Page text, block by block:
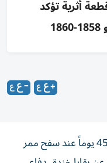
نغوين و1000 قطعة أثرية تؤكد
كشفت أعمال تنقيب أثرية، استمرت 45 يوماً عند سفح ممر